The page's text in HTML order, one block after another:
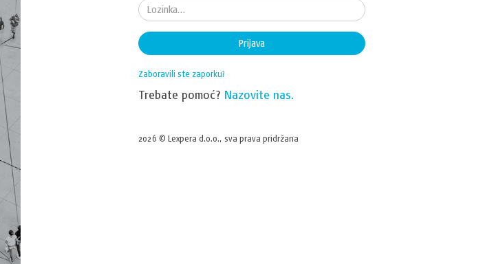
Prijava
Zaboravili ste zaporku?
Trebate pomoć? Nazovite nas.
2026 © Lexpera d.o.o., sva prava pridržana